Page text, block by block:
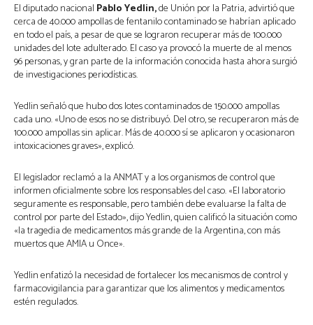
El diputado nacional Pablo Yedlin,de Unión por la Patria, advirtió que
cerca de 40.000 ampollas de fentanilo contaminado se habrían aplicado
en todo el país, a pesar de que se lograron recuperar más de 100.000
unidades del lote adulterado. El caso ya provocó la muerte de al menos
96 personas, y gran parte de la información conocida hasta ahora surgió
de investigaciones periodísticas.
Yedlin señaló que hubo dos lotes contaminados de 150.000 ampollas
cada uno. «Uno de esos no se distribuyó. Del otro, se recuperaron más de
100.000 ampollas sin aplicar. Más de 40.000 sí se aplicaron y ocasionaron
intoxicaciones graves», explicó.
El legislador reclamó a la ANMAT y a los organismos de control que
informen oficialmente sobre los responsables del caso. «El laboratorio
seguramente es responsable, pero también debe evaluarse la falta de
control por parte del Estado», dijo Yedlin, quien calificó la situación como
«la tragedia de medicamentos más grande de la Argentina, con más
muertos que AMIA u Once».
Yedlin enfatizó la necesidad de fortalecer los mecanismos de control y
farmacovigilancia para garantizar que los alimentos y medicamentos
estén regulados.